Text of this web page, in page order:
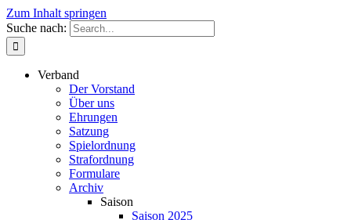
Zum Inhalt springen
Suche nach:
Verband
Der Vorstand
Über uns
Ehrungen
Satzung
Spielordnung
Strafordnung
Formulare
Archiv
Saison
Saison 2025